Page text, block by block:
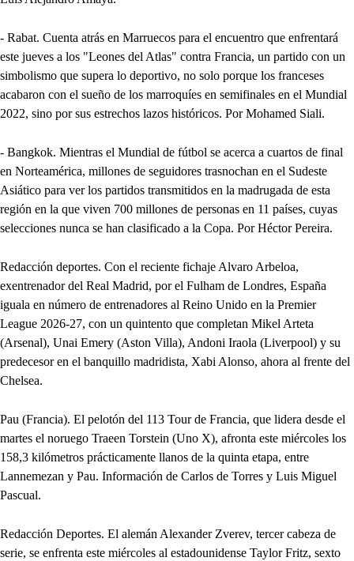
- Rabat. Cuenta atrás en Marruecos para el encuentro que enfrentará
este jueves a los "Leones del Atlas" contra Francia, un partido con un
simbolismo que supera lo deportivo, no solo porque los franceses
acabaron con el sueño de los marroquíes en semifinales en el Mundial
2022, sino por sus estrechos lazos históricos. Por Mohamed Siali.
- Bangkok. Mientras el Mundial de fútbol se acerca a cuartos de final
en Norteamérica, millones de seguidores trasnochan en el Sudeste
Asiático para ver los partidos transmitidos en la madrugada de esta
región en la que viven 700 millones de personas en 11 países, cuyas
selecciones nunca se han clasificado a la Copa. Por Héctor Pereira.
Redacción deportes. Con el reciente fichaje Alvaro Arbeloa,
exentrenador del Real Madrid, por el Fulham de Londres, España
iguala en número de entrenadores al Reino Unido en la Premier
League 2026-27, con un quintento que completan Mikel Arteta
(Arsenal), Unai Emery (Aston Villa), Andoni Iraola (Liverpool) y su
predecesor en el banquillo madridista, Xabi Alonso, ahora al frente del
Chelsea.
Pau (Francia). El pelotón del 113 Tour de Francia, que lidera desde el
martes el noruego Traeen Torstein (Uno X), afronta este miércoles los
158,3 kilómetros prácticamente llanos de la quinta etapa, entre
Lannemezan y Pau. Información de Carlos de Torres y Luis Miguel
Pascual.
Redacción Deportes. El alemán Alexander Zverev, tercer cabeza de
serie, se enfrenta este miércoles al estadounidense Taylor Fritz, sexto